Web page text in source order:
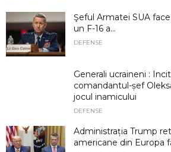
Şeful Armatei SUA
un F-16 a...
DEFENSE
Generali ucraineni :
comandantul-șef
jocul inamicului
DEFENSE
Administrația Trump
americane din Europa